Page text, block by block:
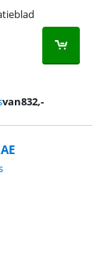
van832,-